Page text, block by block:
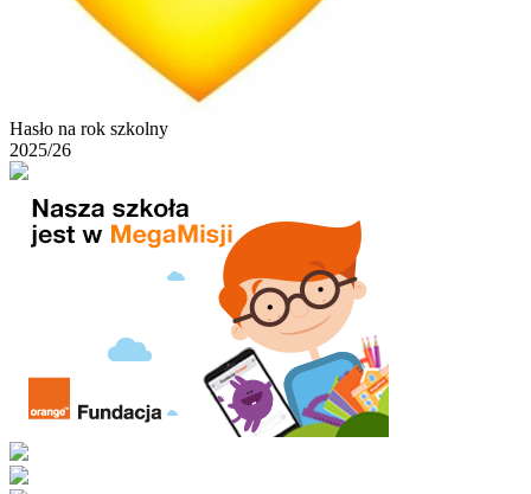
Hasło na rok szkolny
2025/26